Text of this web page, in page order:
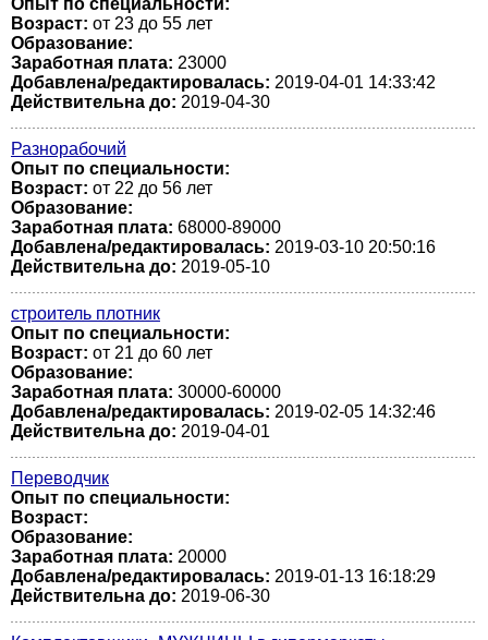
Опыт по специальности:
Возраст: от 23 до 55 лет
Образование:
Заработная плата: 23000
Добавлена/редактировалась: 2019-04-01 14:33:42
Действительна до: 2019-04-30
Разнорабочий
Опыт по специальности:
Возраст: от 22 до 56 лет
Образование:
Заработная плата: 68000-89000
Добавлена/редактировалась: 2019-03-10 20:50:16
Действительна до: 2019-05-10
строитель плотник
Опыт по специальности:
Возраст: от 21 до 60 лет
Образование:
Заработная плата: 30000-60000
Добавлена/редактировалась: 2019-02-05 14:32:46
Действительна до: 2019-04-01
Переводчик
Опыт по специальности:
Возраст:
Образование:
Заработная плата: 20000
Добавлена/редактировалась: 2019-01-13 16:18:29
Действительна до: 2019-06-30